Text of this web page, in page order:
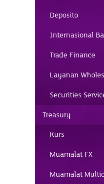
Deposito
Internasional
Trade Finance
Layanan
Securities
Treasury
Kurs
Muamalat FX
Muamalat